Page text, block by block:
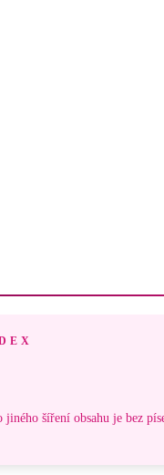
šíření obsahu je bez